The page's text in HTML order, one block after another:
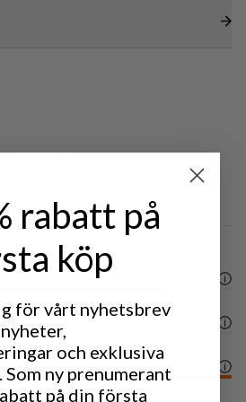
rabatt på
köp
för vårt nyhetsbrev
och exklusiva
ny prenumerant
på din första